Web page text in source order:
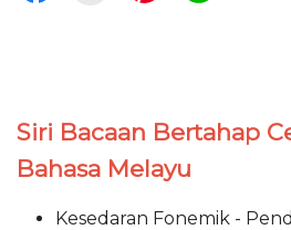
Siri Bacaan Bertahap
Bahasa Melayu
Kesedaran Fonemik -